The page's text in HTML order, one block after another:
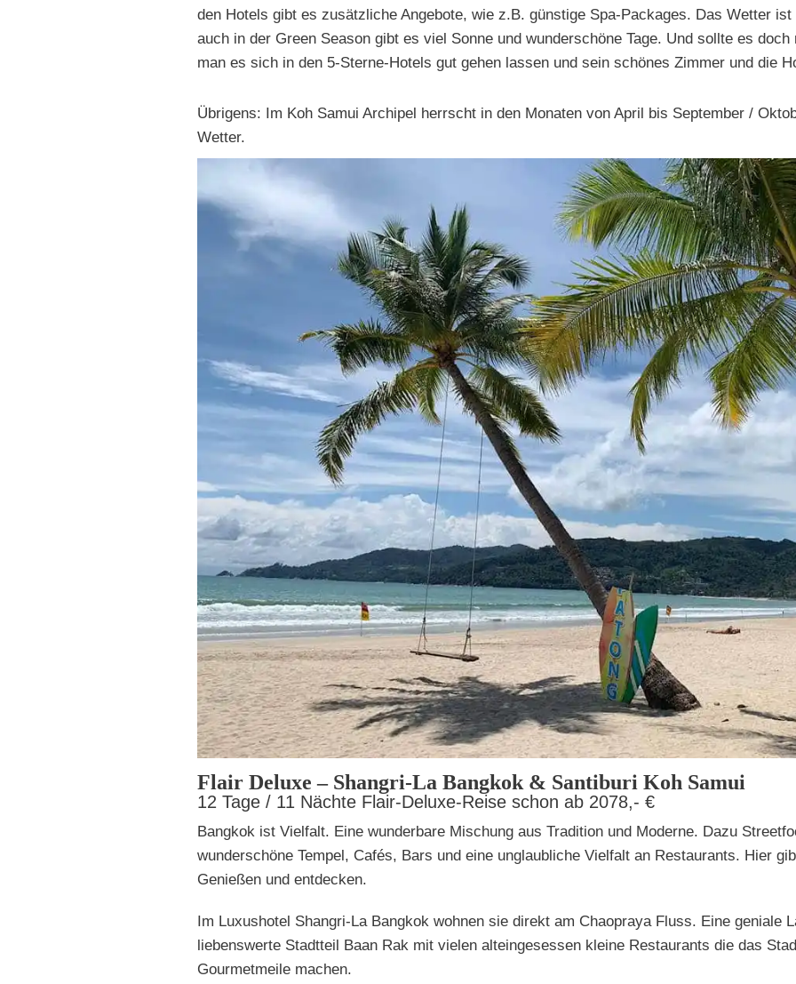
den Hotels gibt es zusätzliche Angebote, wie z.B. günstige Spa-Packages. Das Wetter
auch in der Green Season gibt es viel Sonne und wunderschöne Tage. Und sollte es
man es sich in den 5-Sterne-Hotels gut gehen lassen und sein schönes Zimmer und die
Übrigens: Im Koh Samui Archipel herrscht in den Monaten von April bis September /
Wetter.
Flair Deluxe – Shangri-La Bangkok & Santiburi Koh Samui
12 Tage / 11 Nächte Flair-Deluxe-Reise schon ab 2078,- €
Bangkok ist Vielfalt. Eine wunderbare Mischung aus Tradition und Moderne. Dazu
wunderschöne Tempel, Cafés, Bars und eine unglaubliche Vielfalt an Restaurants. Hier
Genießen und entdecken.
Im Luxushotel Shangri-La Bangkok wohnen sie direkt am Chaopraya Fluss. Eine geniale
liebenswerte Stadtteil Baan Rak mit vielen alteingesessen kleine Restaurants die das
Gourmetmeile machen.